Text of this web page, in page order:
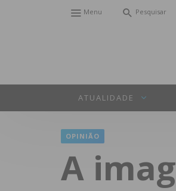
Menu Pesquisar
ATUALIDADE
OPINIÃO
A